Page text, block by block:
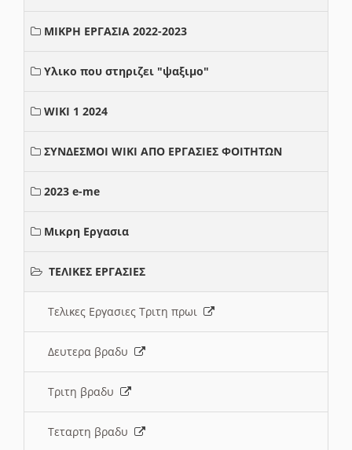
ΜΙΚΡΗ ΕΡΓΑΣΙΑ 2022-2023
Υλικο που στηριζει "ψαξιμο"
WIKI 1 2024
ΣΥΝΔΕΣΜΟΙ WIKI ΑΠΟ ΕΡΓΑΣΙΕΣ ΦΟΙΤΗΤΩΝ
2023 e-me
Μικρη Εργασια
ΤΕΛΙΚΕΣ ΕΡΓΑΣΙΕΣ
Τελικες Εργασιες Τριτη πρωι
Δευτερα βραδυ
Τριτη βραδυ
Τεταρτη βραδυ